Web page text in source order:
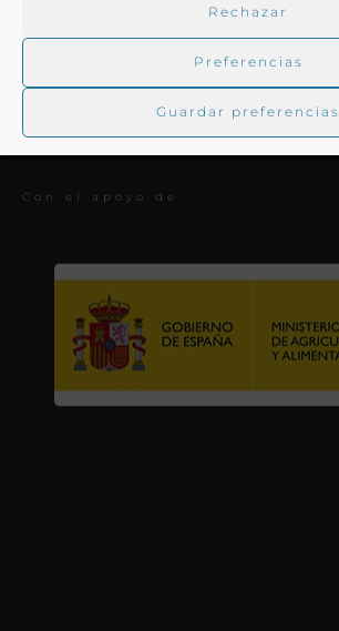
Rechazar
Preferencias
Guardar preferencias
La RAG
Con el apoyo de: